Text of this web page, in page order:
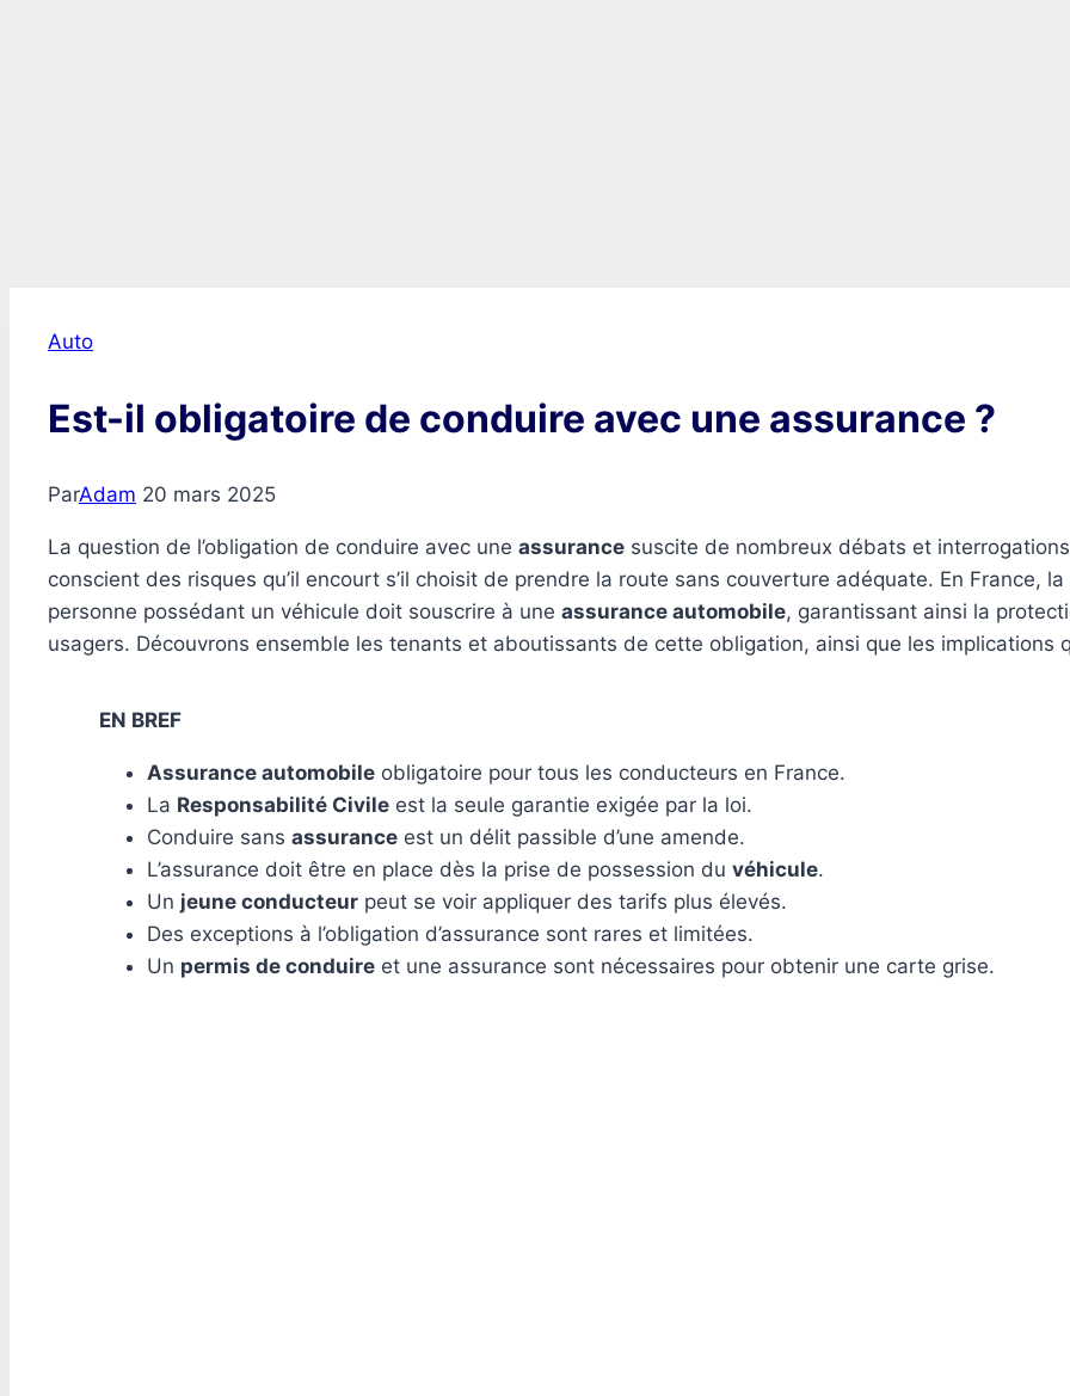
Auto
Est-il obligatoire de conduire avec une assurance ?
ParAdam 20 mars 2025
La question de l’obligation de conduire avec une assurance suscite de nombreux débats et
conscient des risques qu’il encourt s’il choisit de prendre la route sans couverture adéquate. En France,
personne possédant un véhicule doit souscrire à une assurance automobile, garantissant ainsi la
usagers. Découvrons ensemble les tenants et aboutissants de cette obligation, ainsi que les implications
EN BREF
Assurance automobile obligatoire pour tous les conducteurs en France.
La Responsabilité Civile est la seule garantie exigée par la loi.
Conduire sans assurance est un délit passible d’une amende.
L’assurance doit être en place dès la prise de possession du véhicule.
Un jeune conducteur peut se voir appliquer des tarifs plus élevés.
Des exceptions à l’obligation d’assurance sont rares et limitées.
Un permis de conduire et une assurance sont nécessaires pour obtenir une carte grise.